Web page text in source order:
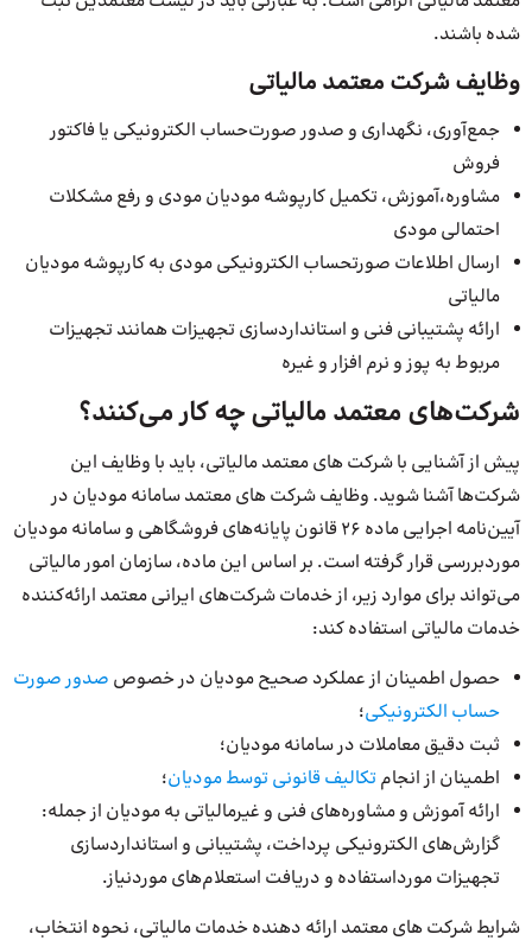
شده باشند.
وظایف شرکت معتمد مالیاتی
جمع‌آوری، نگهداری و صدور صورت‌حساب الکترونیکی یا فاکتور
فروش
مشاوره،آموزش، تکمیل کارپوشه مودیان مودی و رفع مشکلات
احتمالی مودی
ارسال اطلاعات صورتحساب الکترونیکی مودی به کارپوشه مودیان
مالیاتی
ارائه پشتیبانی فنی و استانداردسازی تجهیزات همانند تجهیزات
مربوط به پوز و نرم افزار و غیره
شرکت‌های معتمد مالیاتی چه کار می‌کنند؟
پیش از آشنایی با شرکت های معتمد مالیاتی، باید با وظایف این
شرکت‌ها آشنا شوید. وظایف شرکت های معتمد سامانه مودیان در
آیین‌نامه اجرایی ماده ۲۶ قانون پایانه‌های فروشگاهی و سامانه مودیان
موردبررسی قرار گرفته است. بر اساس این ماده، سازمان امور مالیاتی
می‌تواند برای موارد زیر، از خدمات شرکت‌های ایرانی معتمد ارائه‌کننده
خدمات مالیاتی استفاده کند:
حصول اطمینان از عملکرد صحیح مودیان در خصوص صدور صورت
حساب الکترونیکی؛
ثبت دقیق معاملات در سامانه مودیان؛
اطمینان از انجام تکالیف قانونی توسط مودیان؛
ارائه آموزش و مشاوره‌های فنی و غیرمالیاتی به مودیان از جمله:
گزارش‌های الکترونیکی پرداخت، پشتیبانی و استانداردسازی
تجهیزات مورداستفاده و دریافت استعلام‌های موردنیاز.
شرایط شرکت های معتمد ارائه دهنده خدمات مالیاتی، نحوه انتخاب،